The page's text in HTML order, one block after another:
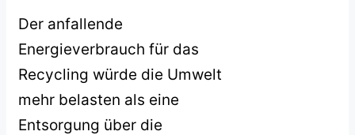
Der anfallende
Energieverbrauch für das
Recycling würde die Umwelt
mehr belasten als eine
Entsorgung über die